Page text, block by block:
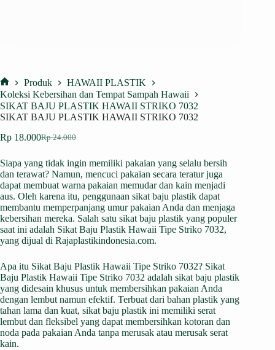
Home
Produk
HAWAII PLASTIK
Koleksi Kebersihan dan Tempat Sampah Hawaii
SIKAT BAJU PLASTIK HAWAII STRIKO 7032
SIKAT BAJU PLASTIK HAWAII STRIKO 7032
Rp24.000
Harga
adalah:
Rp 24.000.
Rp 18.000Harga
ini
adalah:
Rp 18.000.
Siapa yang tidak ingin memiliki pakaian yang selalu bersih
dan terawat? Namun, mencuci pakaian secara teratur juga
dapat membuat warna pakaian memudar dan kain menjadi
aus. Oleh karena itu, penggunaan sikat baju plastik dapat
membantu memperpanjang umur pakaian Anda dan menjaga
kebersihan mereka. Salah satu sikat baju plastik yang populer
saat ini adalah Sikat Baju Plastik Hawaii Tipe Striko 7032,
yang dijual di Rajaplastikindonesia.com.
Apa itu Sikat Baju Plastik Hawaii Tipe Striko 7032? Sikat
Baju Plastik Hawaii Tipe Striko 7032 adalah sikat baju plastik
yang didesain khusus untuk membersihkan pakaian Anda
dengan lembut namun efektif. Terbuat dari bahan plastik yang
tahan lama dan kuat, sikat baju plastik ini memiliki serat
lembut dan fleksibel yang dapat membersihkan kotoran dan
noda pada pakaian Anda tanpa merusak atau merusak serat
kain.